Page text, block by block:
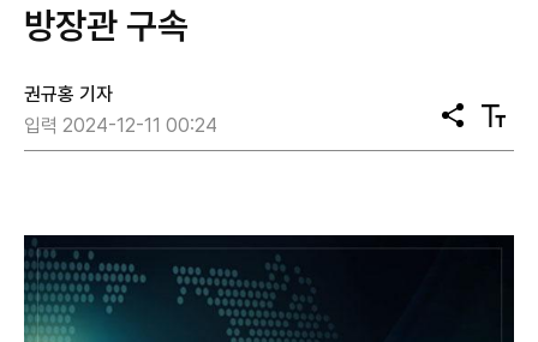
방장관 구속
권규홍 기자
입력 2024-12-11 00:24
공
유
텍
스